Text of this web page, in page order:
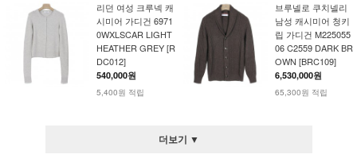
리던 여성 크루넥 캐
시미어 가디건 6971
0WXLSCAR LIGHT
HEATHER GREY [R
DC012]
540,000원
5,400원 적립
브루넬로 쿠치넬리
남성 캐시미어 청키
립 가디건 M225055
06 C2559 DARK BR
OWN [BRC109]
6,530,000원
65,300원 적립
더보기 ▼